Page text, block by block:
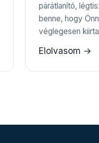
párátlanító,
benne, hogy
véglegesen
Elolvasom →